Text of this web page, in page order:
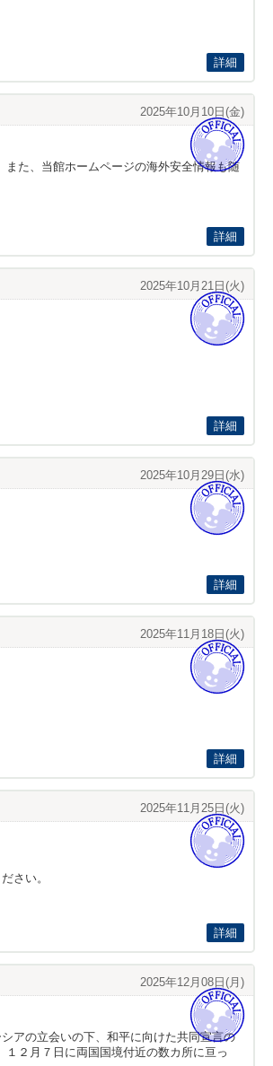
詳細
2025年10月10日(金)
た、当館ホームページの海外安全情報も随
詳細
2025年10月21日(火)
詳細
2025年10月29日(水)
詳細
2025年11月18日(火)
詳細
2025年11月25日(火)
さい。
詳細
2025年12月08日(月)
アの立会いの下、和平に向けた共同宣言の
２月７日に両国国境付近の数カ所に亘っ